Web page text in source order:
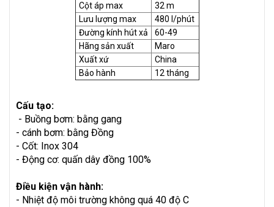
Cột áp max
32 m
Lưu lượng max
480 l/phút
Đường kính hút xả
60-49
Hãng sản xuất
Maro
Xuất xứ
China
Bảo hành
12 tháng
Cấu tạo:
- Buồng bơm: bằng gang
- cánh bơm: bằng Đồng
- Cốt: Inox 304
- Động cơ: quấn dây đồng 100%
Điều kiện vận hành:
- Nhiệt độ môi trường không quá 40 độ C